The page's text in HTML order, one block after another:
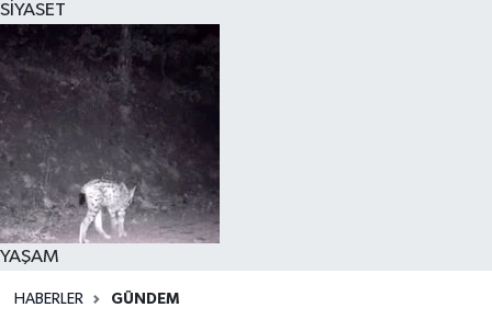
SİYASET
YAŞAM
HABERLER GÜNDEM